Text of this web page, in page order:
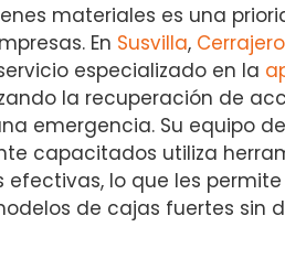
materiales es una
En Susvilla,
especializado en la
la recuperación de
emergencia. Su equipo de
capacitados utiliza
lo que les
de cajas fuertes sin